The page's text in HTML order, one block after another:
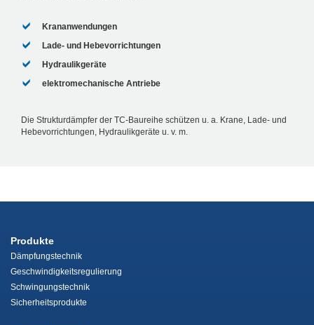
Krananwendungen
Lade- und Hebevorrichtungen
Hydraulikgeräte
elektromechanische Antriebe
Die Strukturdämpfer der TC-Baureihe schützen u. a. Krane, Lade- und
Hebevorrichtungen, Hydraulikgeräte u. v. m.
Produkte
Dämpfungstechnik
Geschwindigkeitsregulierung
Schwingungstechnik
Sicherheitsprodukte